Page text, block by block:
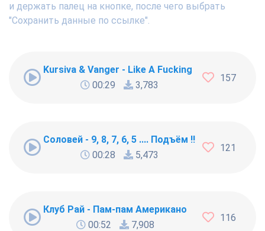
и держать палец на кнопке, после чего выбрать
"Сохранить данные по ссылке".
Kursiva & Vanger - Like A Fucking Newbie
00:29
3,783
157
Соловей - 9, 8, 7, 6, 5 .... Подъём !!!
00:28
5,473
121
Клуб Рай - Пам-пам Американо
00:52
7,908
116